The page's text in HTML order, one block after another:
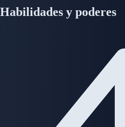
Habilidades y poderes